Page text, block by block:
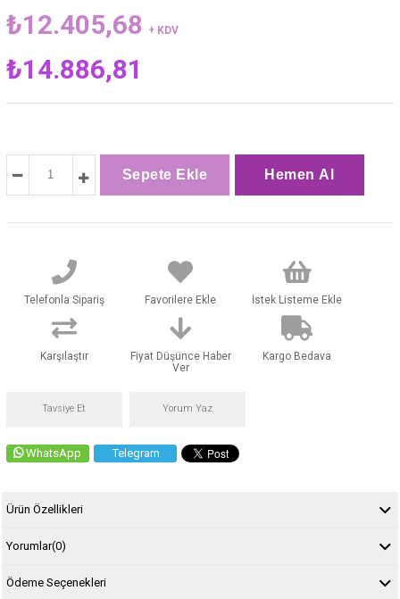
₺12.405,68 + KDV
₺14.886,81
Telefonla Sipariş Favorilere Ekle İstek Listeme Ekle
Karşılaştır
Fiyat Düşünce Haber
Ver
Kargo Bedava
Tavsiye Et Yorum Yaz
WhatsApp Telegram
Ürün Özellikleri
Yorumlar(0)
Ödeme Seçenekleri